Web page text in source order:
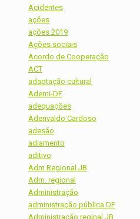
Acidentes
ações
ações 2019
Ações sociais
Acordo de Cooperação
ACT
adaptação cultural
Ademi-DF
adequações
Aderivaldo Cardoso
adesão
adiamento
aditivo
Adm Regional JB
Adm. regional
Administração
administração pública DF
Administração reginal JB